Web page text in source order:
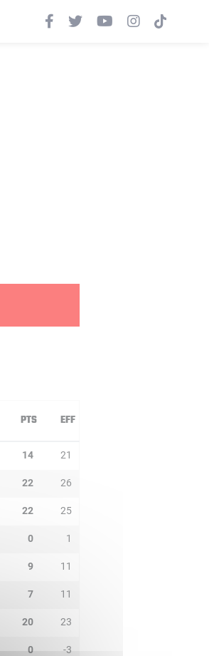
PTS EFF
14 21
22 26
22 25
0 1
9 11
7 11
20 23
0 -3